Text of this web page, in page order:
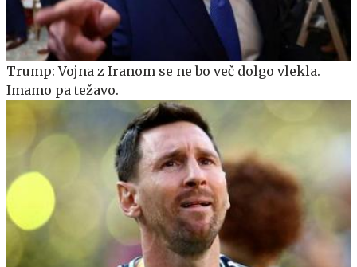
Trump: Vojna z Iranom se ne bo več dolgo vlekla.
Imamo pa težavo.